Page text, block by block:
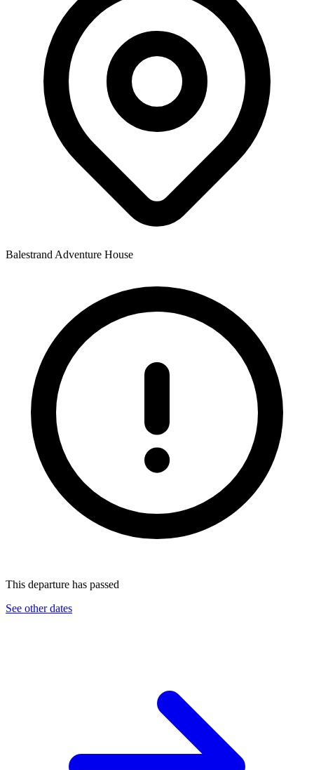
Balestrand Adventure House
This departure has passed
See other dates